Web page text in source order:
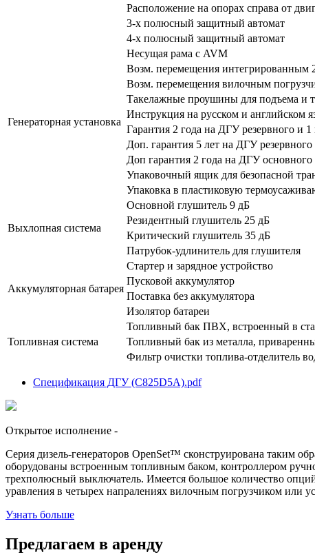
Расположение на опорах справа от
3-х полюсный защитный автомат
4-х полюсный защитный автомат
Генераторная установка
Несущая рама с AVM
Возм. перемещения интегрированным
Возм. перемещения вилочным
Такелажные проушины для подъема и
Инструкция на русском и английском
Гарантия 2 года на ДГУ резервного и
Доп. гарантия 5 лет на ДГУ
Доп гарантия 2 года на ДГУ
Упаковочный ящик для безопасной
Упаковка в пластиковую
Выхлопная система
Основной глушитель 9 дБ
Резидентный глушитель 25 дБ
Критический глушитель 35 дБ
Патрубок-удлинитель для глушителя
Аккумуляторная батарея
Стартер и зарядное устройство
Пусковой аккумулятор
Поставка без аккумулятора
Изолятор батареи
Топливная система
Топливный бак ПВХ, встроенный в
Топливный бак из металла,
Фильтр очистки топлива-отделитель
Спецификация ДГУ (C825D5A).pdf
Открытое исполнение -
Серия дизель-генераторов OpenSet™ сконструирована таким
оборудованы встроенным топливным баком, контроллером
трехполюсный выключатель. Имеется большое количество
уравления в четырех напралениях вилочным погрузчиком или
Узнать больше
Предлагаем в аренду